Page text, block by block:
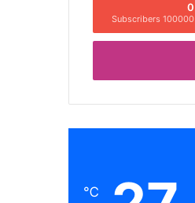
0
100000 Subscribers
℃